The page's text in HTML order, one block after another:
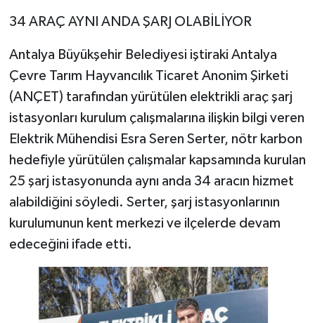
34 ARAÇ AYNI ANDA ŞARJ OLABİLİYOR
Antalya Büyükşehir Belediyesi iştiraki Antalya
Çevre Tarım Hayvancılık Ticaret Anonim Şirketi
(ANÇET) tarafından yürütülen elektrikli araç şarj
istasyonları kurulum çalışmalarına ilişkin bilgi veren
Elektrik Mühendisi Esra Seren Serter, nötr karbon
hedefiyle yürütülen çalışmalar kapsamında kurulan
25 şarj istasyonunda aynı anda 34 aracın hizmet
alabildiğini söyledi. Serter, şarj istasyonlarının
kurulumunun kent merkezi ve ilçelerde devam
edeceğini ifade etti.